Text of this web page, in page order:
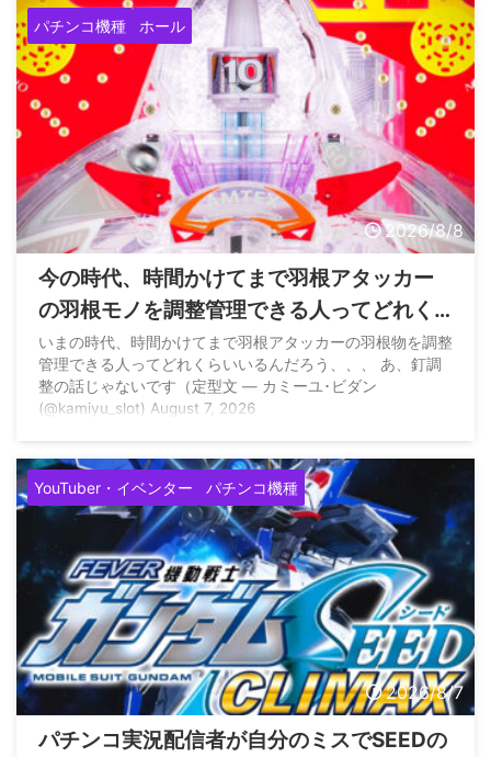
パチンコ機種 ホール
2026/8/8
今の時代、時間かけてまで羽根アタッカー
の羽根モノを調整管理できる人ってどれく
らいいるの？
いまの時代、時間かけてまで羽根アタッカーの羽根物を調整
管理できる人ってどれくらいいるんだろう、、、 あ、釘調
整の話じゃないです（定型文 — カミーユ･ビダン
(@kamiyu_slot) August 7, 2026
YouTuber・イベンター パチンコ機種
2026/8/7
パチンコ実況配信者が自分のミスでSEEDの